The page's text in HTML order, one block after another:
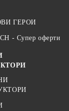
ГЕРОИ
- Супер оферти